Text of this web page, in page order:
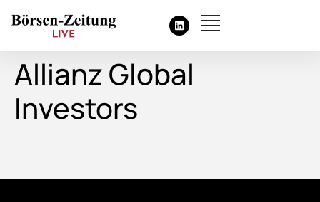
Allianz Global
Investors